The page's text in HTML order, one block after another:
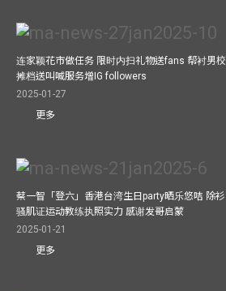
连家颖花市做任务 限时内扫礼物送fans 帮衬男校
摊档送叫喊服务增IG followers
2025-01-27
更多
蔡一智「登六」香港台湾生日party晒乐悠咭 除衫
骚肌证运动教练执照实力 感谢发哥启蒙
2025-01-21
更多